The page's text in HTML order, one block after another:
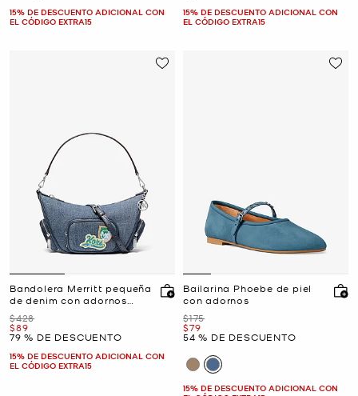
15% DE DESCUENTO ADICIONAL CON
EL CÓDIGO EXTRA15
15% DE DESCUENTO ADICIONAL CON
EL CÓDIGO EXTRA15
Bandolera Merritt pequeña
de denim con adornos
convertible
Era
$428
Ahora
$89
79 % DE DESCUENTO
15% DE DESCUENTO ADICIONAL CON
EL CÓDIGO EXTRA15
Bailarina Phoebe de piel
con adornos
Era
$175
Ahora
$79
54 % DE DESCUENTO
15% DE DESCUENTO ADICIONAL CON